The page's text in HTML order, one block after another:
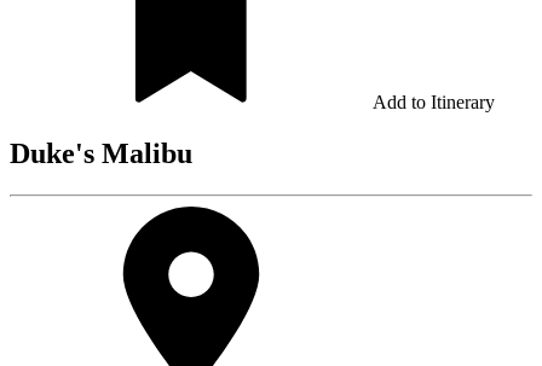
Add to Itinerary
Duke's Malibu